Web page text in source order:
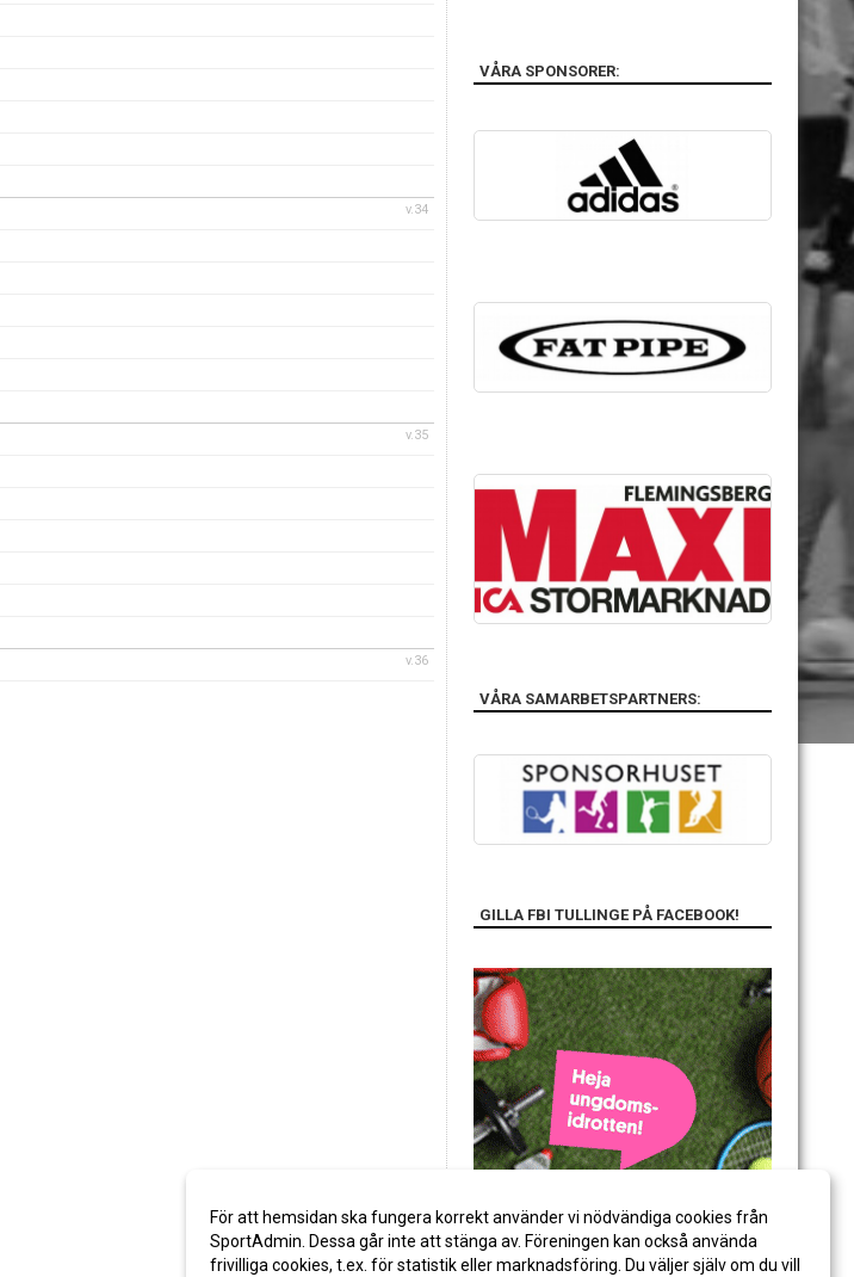
v.34
v.35
v.36
VÅRA SPONSORER:
VÅRA SAMARBETSPARTNERS:
GILLA FBI TULLINGE PÅ FACEBOOK!
För att hemsidan ska fungera korrekt använder vi nödvändiga cookies från
SportAdmin. Dessa går inte att stänga av. Föreningen kan också använda
frivilliga cookies, t.ex. för statistik eller marknadsföring. Du väljer själv om du vill